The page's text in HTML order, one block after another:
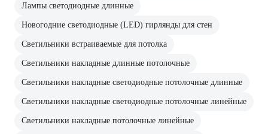
Лампы светодиодные длинные
Новогодние светодиодные (LED) гирлянды для стен
Светильники встраиваемые для потолка
Светильники накладные длинные потолочные
Светильники накладные светодиодные потолочные длинные
Светильники накладные светодиодные потолочные линейные
Светильники накладные потолочные линейные